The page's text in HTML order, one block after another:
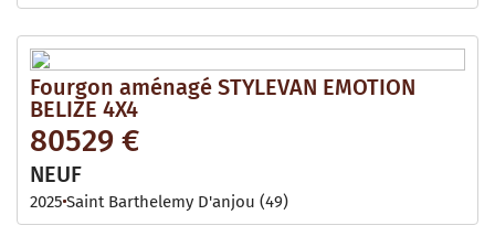
Fourgon aménagé STYLEVAN EMOTION
BELIZE 4X4
80529 €
NEUF
2025 Saint Barthelemy D'anjou (49)